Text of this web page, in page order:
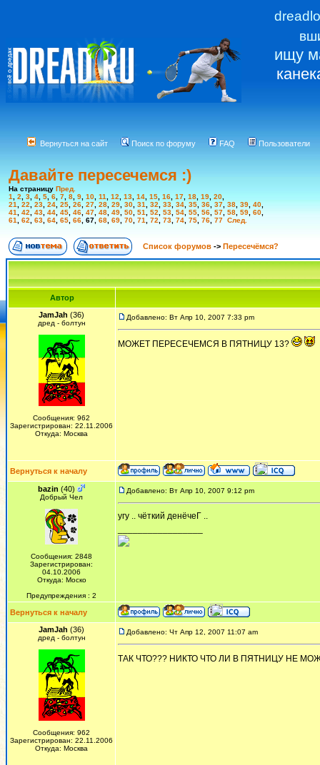
ищу
Вернуться на сайт Поиск по форуму FAQ Пользователи
Давайте пересечемся :)
На страницу Пред.
1
2 3 4 5 6 7 8 9 10 11 12 13 14 15 16 17 18 19 20
21
22 23 24 25 26 27 28 29 30 31 32 33 34 35 36 37 38 39 40
41
42 43 44 45 46 47 48 49 50 51 52 53 54 55 56 57 58 59 60
61
62 63 64 65 66 67 68 69 70 71 72 73 74 75 76 77 След.
Список форумов -> Пересечёмся?
Автор
JamJah (36)
дред - болтун
Сообщения: 962
Зарегистрирован: 22.11.2006
Откуда: Москва
Добавлено: Вт Апр 10, 2007 7:33 pm
МОЖЕТ ПЕРЕСЕЧЕМСЯ В ПЯТНИЦУ 13?
Вернуться к началу
bazin (40)
Добрый Чел
Сообщения: 2848
Зарегистрирован:
04.10.2006
Откуда: Моско
Предупреждения : 2
Добавлено: Вт Апр 10, 2007 9:12 pm
угу .. чёткий денёчеГ ..
Вернуться к началу
JamJah (36)
дред - болтун
Сообщения: 962
Зарегистрирован: 22.11.2006
Откуда: Москва
Добавлено: Чт Апр 12, 2007 11:07 am
ТАК ЧТО??? НИКТО ЧТО ЛИ В ПЯТНИЦУ НЕ